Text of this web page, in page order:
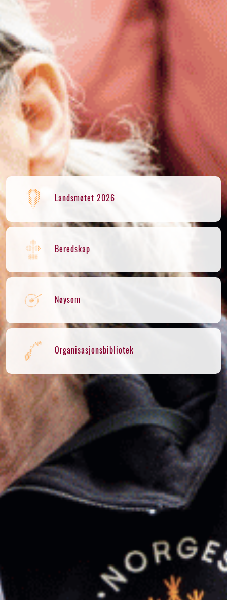
Landsmøtet 2026
Beredskap
Nøysom
Organisasjonsbibliotek